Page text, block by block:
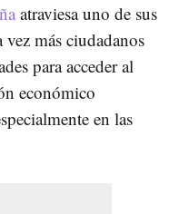
atraviesa uno de sus
más ciudadanos
para acceder al
económico
en las